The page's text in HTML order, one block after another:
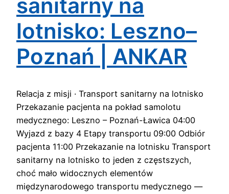
sanitarny na
lotnisko: Leszno–
Poznań | ANKAR
Relacja z misji · Transport sanitarny na lotnisko
Przekazanie pacjenta na pokład samolotu
medycznego: Leszno – Poznań-Ławica 04:00
Wyjazd z bazy 4 Etapy transportu 09:00 Odbiór
pacjenta 11:00 Przekazanie na lotnisku Transport
sanitarny na lotnisko to jeden z częstszych,
choć mało widocznych elementów
międzynarodowego transportu medycznego —